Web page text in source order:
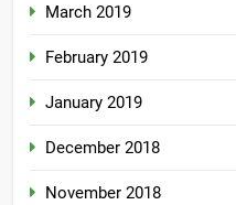
March 2019
February 2019
January 2019
December 2018
November 2018